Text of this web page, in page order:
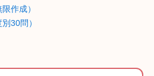
作成）
30問）